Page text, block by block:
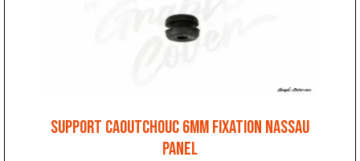
SUPPORT CAOUTCHOUC 6MM FIXATION NASSAU
PANEL